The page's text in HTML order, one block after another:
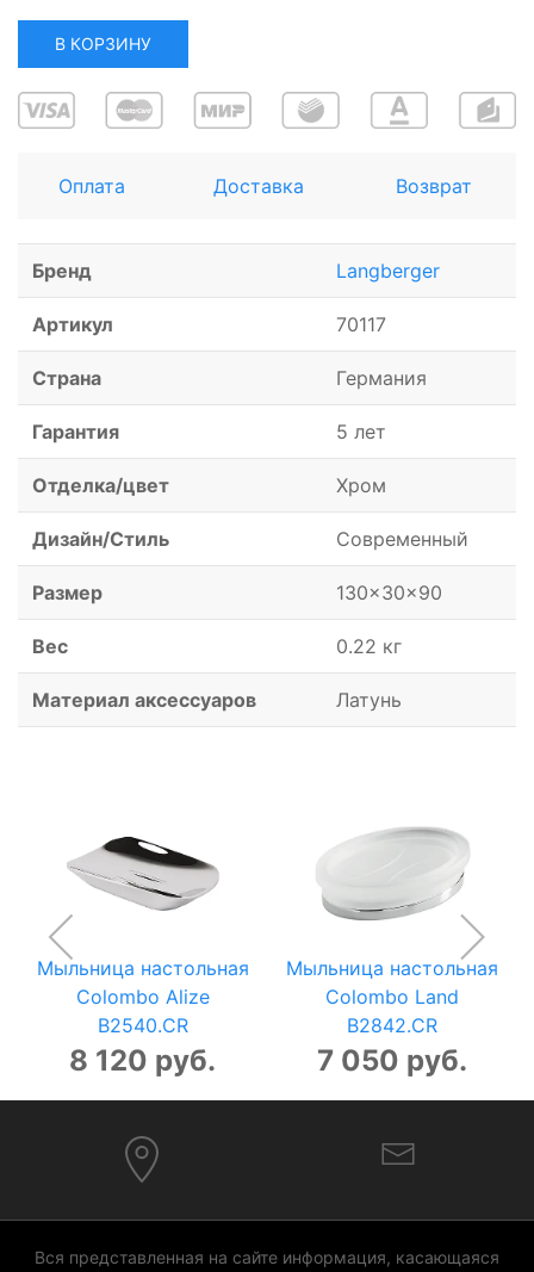
В КОРЗИНУ
Оплата Доставка Возврат
Бренд Langberger
Артикул 70117
Страна Германия
Гарантия 5 лет
Отделка/цвет Хром
Дизайн/Стиль Современный
Размер 130x30x90
Вес 0.22 кг
Материал аксессуаров Латунь
Мыльница настольная
Colombo Alize
B2540.CR
8 120 руб.
Мыльница настольная
Colombo Land
B2842.CR
7 050 руб.
Вся представленная на сайте информация, касающаяся